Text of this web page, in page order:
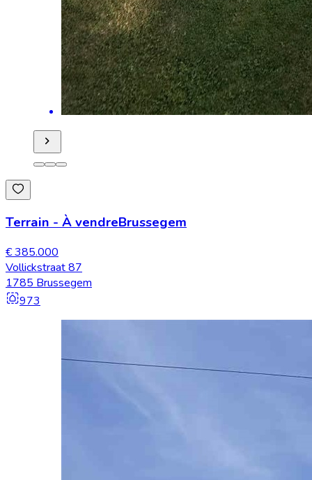
Terrain - À vendreBrussegem
€ 385.000
Vollickstraat 87
1785 Brussegem
973